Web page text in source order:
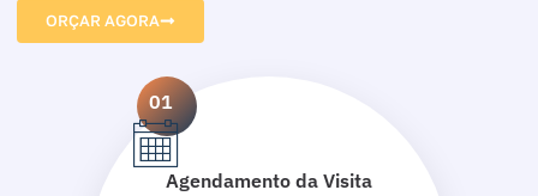
ORÇAR AGORA
01
Agendamento da Visita